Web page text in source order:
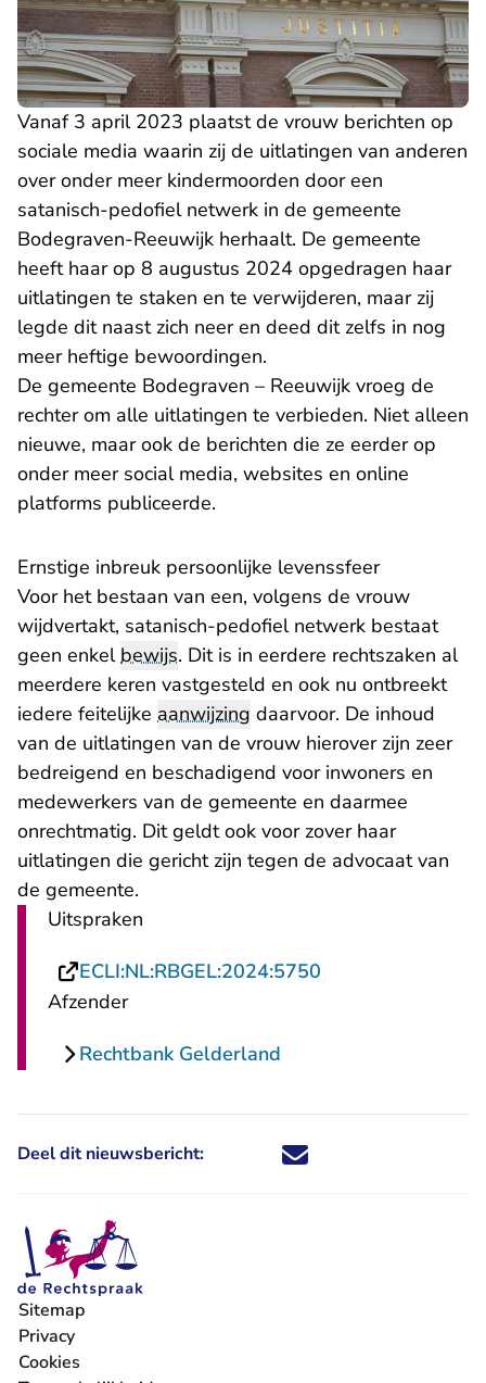
Vanaf 3 april 2023 plaatst de vrouw berichten op
sociale media waarin zij de uitlatingen van anderen
over onder meer kindermoorden door een
satanisch-pedofiel netwerk in de gemeente
Bodegraven-Reeuwijk herhaalt. De gemeente
heeft haar op 8 augustus 2024 opgedragen haar
uitlatingen te staken en te verwijderen, maar zij
legde dit naast zich neer en deed dit zelfs in nog
meer heftige bewoordingen.
De gemeente Bodegraven – Reeuwijk vroeg de
rechter om alle uitlatingen te verbieden. Niet alleen
nieuwe, maar ook de berichten die ze eerder op
onder meer social media, websites en online
platforms publiceerde.
Ernstige inbreuk persoonlijke levenssfeer
Voor het bestaan van een, volgens de vrouw
wijdvertakt, satanisch-pedofiel netwerk bestaat
geen enkelbewijs. Dit is in eerdere rechtszaken al
meerdere keren vastgesteld en ook nu ontbreekt
iedere feitelijke aanwijzing daarvoor. De inhoud
van de uitlatingen van de vrouw hierover zijn zeer
bedreigend en beschadigend voor inwoners en
medewerkers van de gemeente en daarmee
onrechtmatig. Dit geldt ook voor zover haar
uitlatingen die gericht zijn tegen de advocaat van
de gemeente.
Uitspraken
ECLI:NL:RBGEL:2024:5750
Afzender
Rechtbank Gelderland
Deel dit nieuwsbericht: Deel dit nieuwsbericht via X -
Deel dit nieuwsbericht via
Deel dit nieuwsbericht
Deel dit
Sitemap
Privacy
Cookies